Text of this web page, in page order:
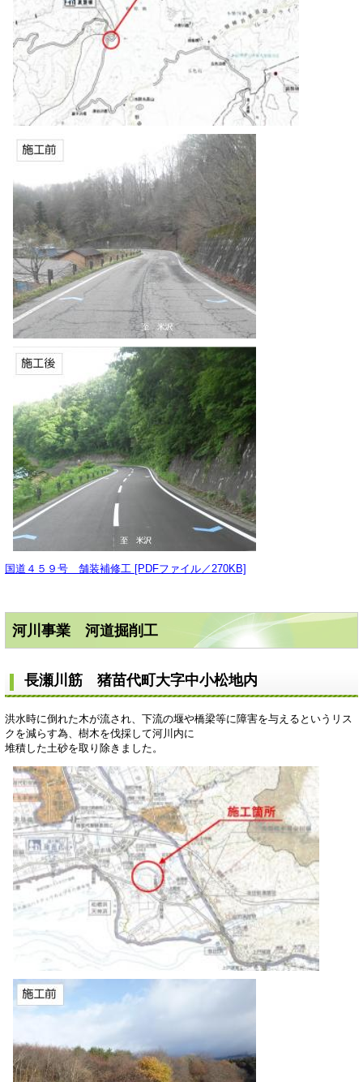
国道４５９号 舗装補修工 [PDFファイル／270KB]
河川事業 河道掘削工
長瀬川筋 猪苗代町大字中小松地内
洪水時に倒れた木が流され、下流の堰や橋梁等に障害を与えるというリス
クを減らす為、樹木を伐採して河川内に
堆積した土砂を取り除きました。